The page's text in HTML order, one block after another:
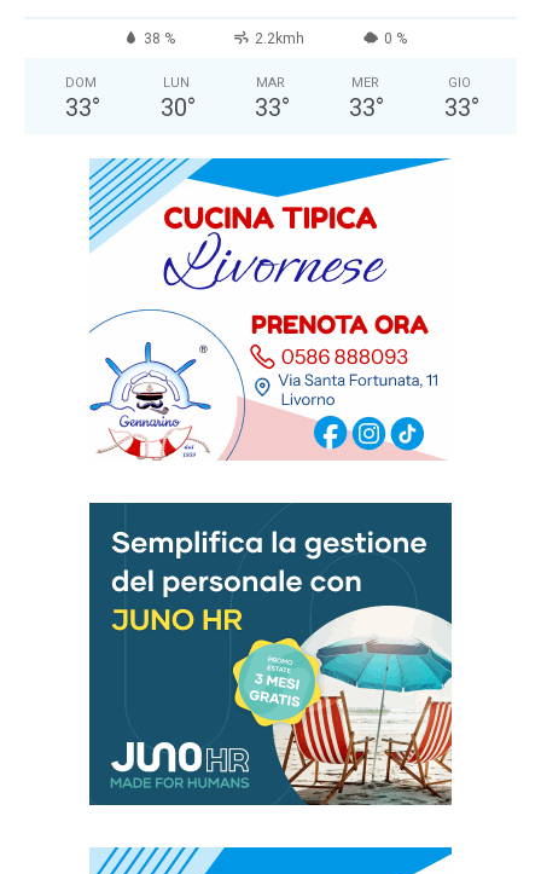
38 % 2.2kmh 0 %
DOM
33°
LUN
30°
MAR
33°
MER
33°
GIO
33°